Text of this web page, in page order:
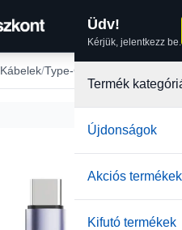
Üdv!
Kérjük, jelentkezz be.
Termék
Újdonságok
Akciós termékek
Kifutó termékek
Kábelek Type-C USB kábel